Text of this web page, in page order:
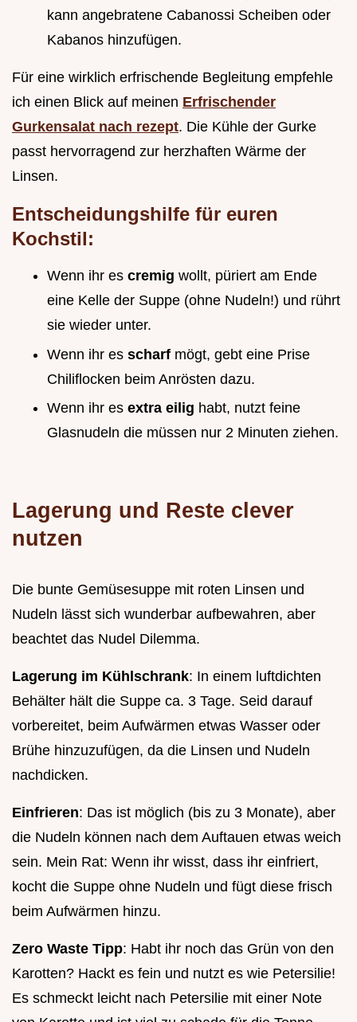
kann angebratene Cabanossi Scheiben oder
Kabanos hinzufügen.
Für eine wirklich erfrischende Begleitung empfehle
ich einen Blick auf meinen Erfrischender
Gurkensalat nach rezept. Die Kühle der Gurke
passt hervorragend zur herzhaften Wärme der
Linsen.
Entscheidungshilfe für euren
Kochstil:
Wenn ihr es cremig wollt, püriert am Ende
eine Kelle der Suppe (ohne Nudeln!) und rührt
sie wieder unter.
Wenn ihr es scharf mögt, gebt eine Prise
Chiliflocken beim Anrösten dazu.
Wenn ihr es extra eilig habt, nutzt feine
Glasnudeln die müssen nur 2 Minuten ziehen.
Lagerung und Reste clever
nutzen
Die bunte Gemüsesuppe mit roten Linsen und
Nudeln lässt sich wunderbar aufbewahren, aber
beachtet das Nudel Dilemma.
Lagerung im Kühlschrank: In einem luftdichten
Behälter hält die Suppe ca. 3 Tage. Seid darauf
vorbereitet, beim Aufwärmen etwas Wasser oder
Brühe hinzuzufügen, da die Linsen und Nudeln
nachdicken.
Einfrieren: Das ist möglich (bis zu 3 Monate), aber
die Nudeln können nach dem Auftauen etwas weich
sein. Mein Rat: Wenn ihr wisst, dass ihr einfriert,
kocht die Suppe ohne Nudeln und fügt diese frisch
beim Aufwärmen hinzu.
Zero Waste Tipp: Habt ihr noch das Grün von den
Karotten? Hackt es fein und nutzt es wie Petersilie!
Es schmeckt leicht nach Petersilie mit einer Note